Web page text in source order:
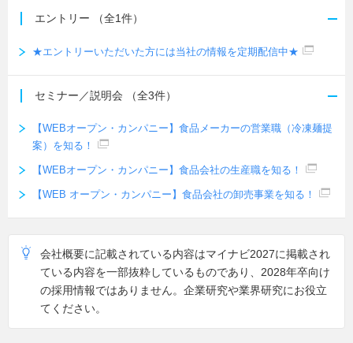
エントリー （全1件）
★エントリーいただいた方には当社の情報を定期配信中★
セミナー／説明会 （全3件）
【WEBオープン・カンパニー】食品メーカーの営業職（冷凍麺提
案）を知る！
【WEBオープン・カンパニー】食品会社の生産職を知る！
【WEB オープン・カンパニー】食品会社の卸売事業を知る！
会社概要に記載されている内容はマイナビ2027に掲載され
ている内容を一部抜粋しているものであり、2028年卒向け
の採用情報ではありません。企業研究や業界研究にお役立
てください。